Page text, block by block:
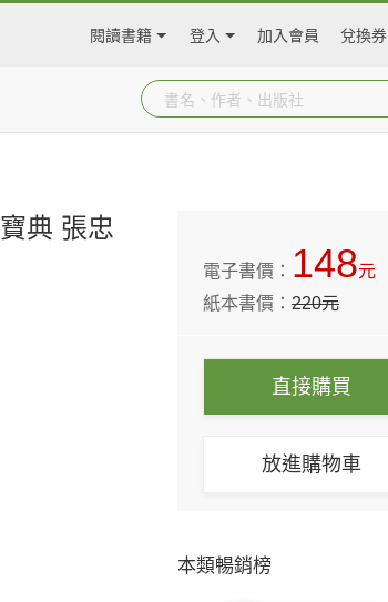
閱讀書籍 登入 加入會員 兌換券
典 張忠
電子書價： 148元
紙本書價：220元
直接購買
放進購物車
本類暢銷榜